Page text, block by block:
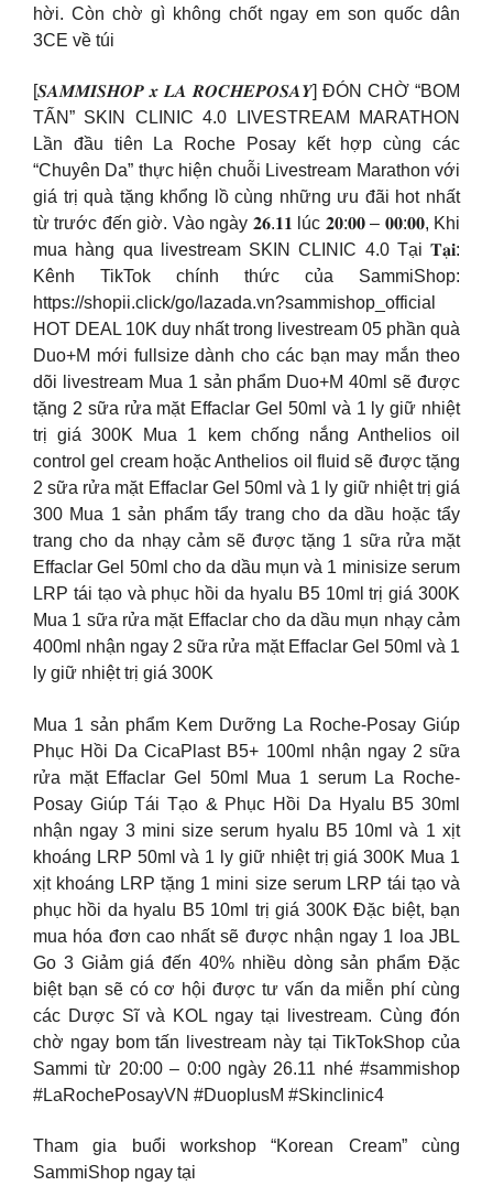
hời. Còn chờ gì không chốt ngay em son quốc dân
3CE về túi
[𝑺𝑨𝑴𝑴𝑰𝑺𝑯𝑶𝑷 𝒙 𝑳𝑨 𝑹𝑶𝑪𝑯𝑬𝑷𝑶𝑺𝑨𝒀] ĐÓN CHỜ “BOM
TẤN” SKIN CLINIC 4.0 LIVESTREAM MARATHON
Lần đầu tiên La Roche Posay kết hợp cùng các
“Chuyên Da” thực hiện chuỗi Livestream Marathon với
giá trị quà tặng khổng lồ cùng những ưu đãi hot nhất
từ trước đến giờ. Vào ngày 𝟐𝟔.𝟏𝟏 lúc 𝟐𝟎:𝟎𝟎 – 𝟎𝟎:𝟎𝟎, Khi
mua hàng qua livestream SKIN CLINIC 4.0 Tại 𝐓𝐚̣𝐢:
Kênh TikTok chính thức của SammiShop:
https://shopii.click/go/lazada.vn?sammishop_official
HOT DEAL 10K duy nhất trong livestream 05 phần quà
Duo+M mới fullsize dành cho các bạn may mắn theo
dõi livestream Mua 1 sản phẩm Duo+M 40ml sẽ được
tặng 2 sữa rửa mặt Effaclar Gel 50ml và 1 ly giữ nhiệt
trị giá 300K Mua 1 kem chống nắng Anthelios oil
control gel cream hoặc Anthelios oil fluid sẽ được tặng
2 sữa rửa mặt Effaclar Gel 50ml và 1 ly giữ nhiệt trị giá
300 Mua 1 sản phẩm tẩy trang cho da dầu hoặc tẩy
trang cho da nhạy cảm sẽ được tặng 1 sữa rửa mặt
Effaclar Gel 50ml cho da dầu mụn và 1 minisize serum
LRP tái tạo và phục hồi da hyalu B5 10ml trị giá 300K
Mua 1 sữa rửa mặt Effaclar cho da dầu mụn nhạy cảm
400ml nhận ngay 2 sữa rửa mặt Effaclar Gel 50ml và 1
ly giữ nhiệt trị giá 300K
Mua 1 sản phẩm Kem Dưỡng La Roche-Posay Giúp
Phục Hồi Da CicaPlast B5+ 100ml nhận ngay 2 sữa
rửa mặt Effaclar Gel 50ml Mua 1 serum La Roche-
Posay Giúp Tái Tạo & Phục Hồi Da Hyalu B5 30ml
nhận ngay 3 mini size serum hyalu B5 10ml và 1 xịt
khoáng LRP 50ml và 1 ly giữ nhiệt trị giá 300K Mua 1
xịt khoáng LRP tặng 1 mini size serum LRP tái tạo và
phục hồi da hyalu B5 10ml trị giá 300K Đặc biệt, bạn
mua hóa đơn cao nhất sẽ được nhận ngay 1 loa JBL
Go 3 Giảm giá đến 40% nhiều dòng sản phẩm Đặc
biệt bạn sẽ có cơ hội được tư vấn da miễn phí cùng
các Dược Sĩ và KOL ngay tại livestream. Cùng đón
chờ ngay bom tấn livestream này tại TikTokShop của
Sammi từ 20:00 – 0:00 ngày 26.11 nhé #sammishop
#LaRochePosayVN #DuoplusM #Skinclinic4
Tham gia buổi workshop “Korean Cream” cùng
SammiShop ngay tại